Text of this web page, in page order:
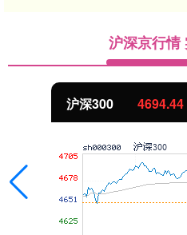
沪深京行情
沪深300 4694.44